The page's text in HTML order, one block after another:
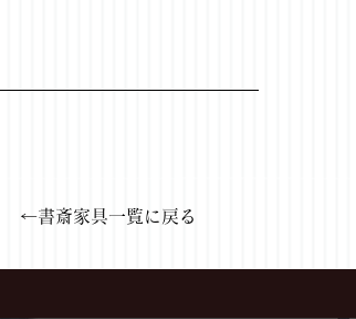
←書斎家具一覧に戻る